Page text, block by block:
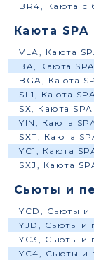
BR4, Каюта с
Каюта SPA
VLA, Каюта
BA, Каюта SPA
BGA, Каюта
SL1, Каюта
SX, Каюта SPA
YIN, Каюта
SXT, Каюта
YC1, Каюта
SXJ, Каюта
Сьюты и
YCD, Сьюты и
YJD, Сьюты и
YC3, Сьюты и
YC4, Сьюты и